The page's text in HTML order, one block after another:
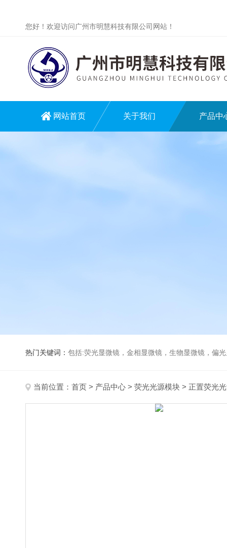
您好！欢迎访问广州市明慧科技有限公司网站！
网站首页 关于我们 产品中
热门关键词： 包括:荧光显微镜，金相显微镜，生物显微镜，偏
当前位置： 首页 > 产品中心 > 荧光光源模块 > 正置荧光